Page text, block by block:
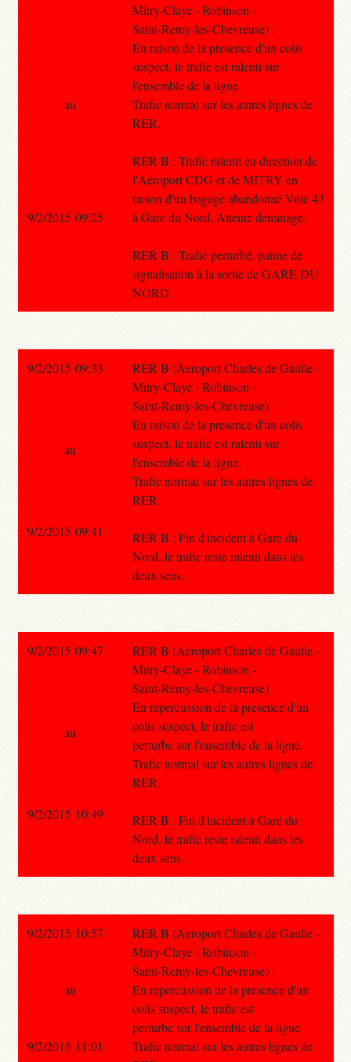
Mitry-Claye - Robinson -
Saint-Remy-les-Chevreuse) :
En raison de la presence d'un colis
suspect, le trafic est ralenti sur
l'ensemble de la ligne.
Trafic normal sur les autres lignes de
RER.
RER B : Trafic ralenti en direction de
l'Aéroport CDG et de MITRY en
raison d'un bagage abandonné Voie 43
à Gare du Nord. Attente déminage.
RER B : Trafic perturbé. panne de
signalisation à la sortie de GARE DU
NORD.
au
9/2/2015 09:25
9/2/2015 09:33
RER B (Aeroport Charles de Gaulle -
Mitry-Claye - Robinson -
Saint-Remy-les-Chevreuse) :
En raison de la presence d'un colis
suspect, le trafic est ralenti sur
l'ensemble de la ligne.
Trafic normal sur les autres lignes de
RER.
RER B : Fin d'incident à Gare du
Nord, le trafic reste ralenti dans les
deux sens.
au
9/2/2015 09:41
9/2/2015 09:47
RER B (Aeroport Charles de Gaulle -
Mitry-Claye - Robinson -
Saint-Remy-les-Chevreuse) :
En repercussion de la presence d'un
colis suspect, le trafic est
perturbe sur l'ensemble de la ligne.
Trafic normal sur les autres lignes de
RER.
RER B : Fin d'incident à Gare du
Nord, le trafic reste ralenti dans les
deux sens.
au
9/2/2015 10:49
9/2/2015 10:57
RER B (Aeroport Charles de Gaulle -
Mitry-Claye - Robinson -
Saint-Remy-les-Chevreuse) :
En repercussion de la presence d'un
colis suspect, le trafic est
perturbe sur l'ensemble de la ligne.
Trafic normal sur les autres lignes de
au
9/2/2015 11:01